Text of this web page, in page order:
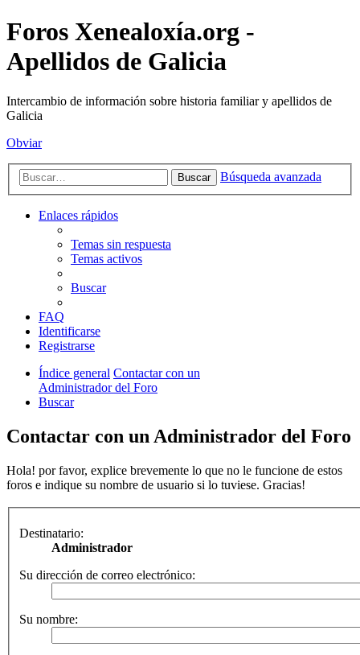
Foros Xenealoxía.org -
Apellidos de Galicia
Intercambio de información sobre historia familiar y apellidos de
Galicia
Obviar
Buscar Búsqueda avanzada
Enlaces rápidos
Temas sin respuesta
Temas activos
Buscar
FAQ
Identificarse
Registrarse
Índice general Contactar con un
Administrador del Foro
Buscar
Contactar con un Administrador del Foro
Hola! por favor, explice brevemente lo que no le funcione de estos
foros e indique su nombre de usuario si lo tuviese. Gracias!
Destinatario:
Administrador
Su dirección de correo electrónico:
Su nombre: